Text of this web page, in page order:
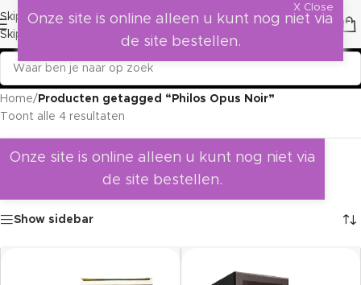
Skip to navigation
Skip to main content
Home/ Producten getagged “Philos Opus Noir”
Toont alle 4 resultaten
Onze site is online alleen u kunt nog niet via
de site bestellen.
Show sidebar
X Close
Onze site is online alleen u kunt nog niet via
de site bestellen.